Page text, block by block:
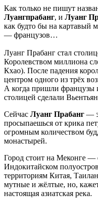
Как только не пишут
Луангпрабанг, и Луанг
как будто бы на картавый
— французов…
Луанг Прабанг стал
Королевством миллиона
Кхао). После падения
центром одного из трёх
А когда пришли французы
столицей сделали
Сейчас Луанг Прабанг —
просыпаешься от крика
огромным количеством
монастырей.
Город стоит на Меконге —
Индокитайском
территориям Китая,
мутные и жёлтые, но,
настоящая азиатская река.